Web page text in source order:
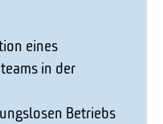
eines
in der
Betriebs